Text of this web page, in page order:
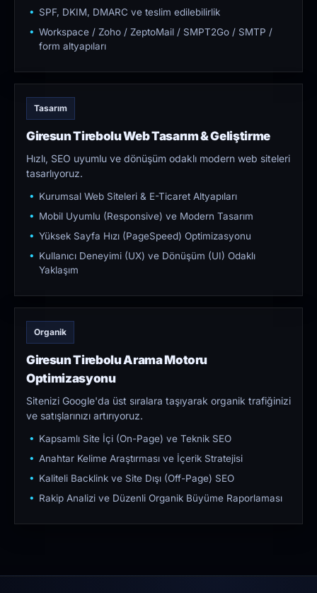
SPF, DKIM, DMARC ve teslim edilebilirlik
Workspace / Zoho / ZeptoMail / SMPT2Go / SMTP /
form altyapıları
Tasarım
Giresun Tirebolu Web Tasarım & Geliştirme
Hızlı, SEO uyumlu ve dönüşüm odaklı modern web siteleri
tasarlıyoruz.
Kurumsal Web Siteleri & E-Ticaret Altyapıları
Mobil Uyumlu (Responsive) ve Modern Tasarım
Yüksek Sayfa Hızı (PageSpeed) Optimizasyonu
Kullanıcı Deneyimi (UX) ve Dönüşüm (UI) Odaklı
Yaklaşım
Organik
Giresun Tirebolu Arama Motoru
Optimizasyonu
Sitenizi Google'da üst sıralara taşıyarak organik trafiğinizi
ve satışlarınızı artırıyoruz.
Kapsamlı Site İçi (On-Page) ve Teknik SEO
Anahtar Kelime Araştırması ve İçerik Stratejisi
Kaliteli Backlink ve Site Dışı (Off-Page) SEO
Rakip Analizi ve Düzenli Organik Büyüme Raporlaması